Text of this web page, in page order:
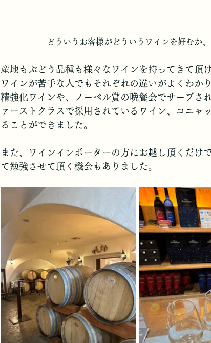
どういうお客様がどういうワインを好むか
産地もぶどう品種も様々なワインを持ってきて頂
ワインが苦手な人でもそれぞれの違いがよくわか
精強化ワインや、ノーベル賞の晩餐会でサーブさ
ァーストクラスで採用されているワイン、コニャ
ることができました。
また、ワインインポーターの方にお越し頂くだけ
て勉強させて頂く機会もありました。